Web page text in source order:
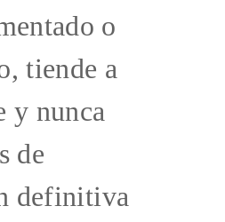
o
tiende a
y nunca
de
definitiva